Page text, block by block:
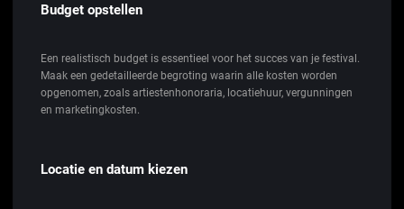
Budget opstellen
Een realistisch budget is essentieel voor het succes van je festival.
Maak een gedetailleerde begroting waarin alle kosten worden
opgenomen, zoals artiestenhonoraria, locatiehuur, vergunningen
en marketingkosten.
Locatie en datum kiezen